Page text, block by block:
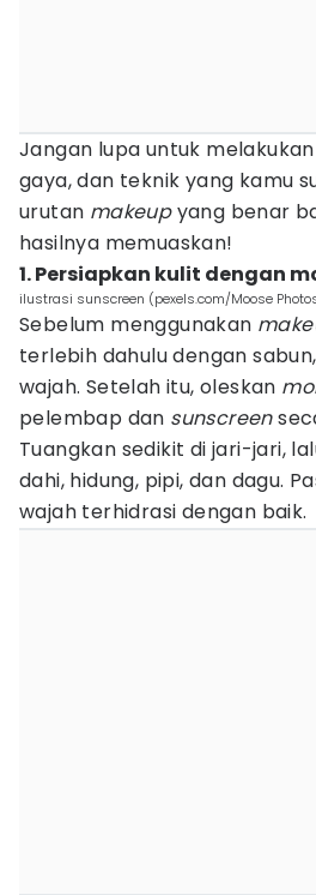
Jangan lupa untuk
gaya, dan teknik yang kamu
urutan makeupyang benar
hasilnya memuaskan!
1. Persiapkan kulit dengan
ilustrasi sunscreen (pexels.com/Moose
Sebelum menggunakan
terlebih dahulu dengan
wajah. Setelah itu, oleskan
pelembap dan sunscreen
Tuangkan sedikit di jari-jari,
dahi, hidung, pipi, dan dagu.
wajah terhidrasi dengan baik.